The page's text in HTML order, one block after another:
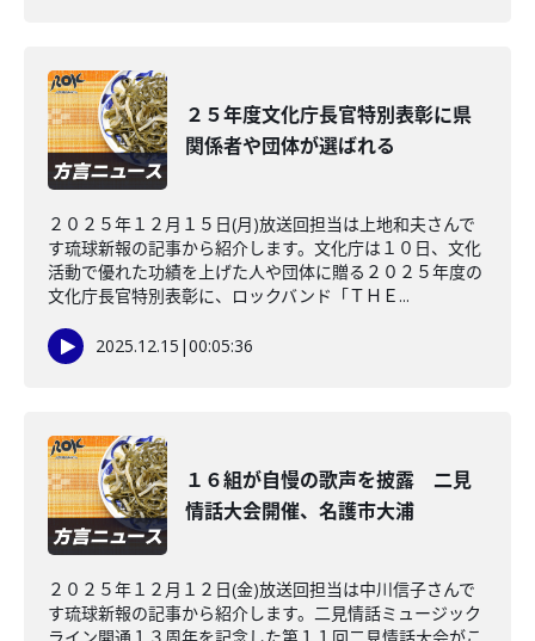
２５年度文化庁長官特別表彰に県
関係者や団体が選ばれる
２０２５年１２月１５日(月)放送回担当は上地和夫さんで
す琉球新報の記事から紹介します。文化庁は１０日、文化
活動で優れた功績を上げた人や団体に贈る２０２５年度の
文化庁長官特別表彰に、ロックバンド「ＴＨＥ...
2025.12.15 |00:05:36
１６組が自慢の歌声を披露 二見
情話大会開催、名護市大浦
２０２５年１２月１２日(金)放送回担当は中川信子さんで
す琉球新報の記事から紹介します。二見情話ミュージック